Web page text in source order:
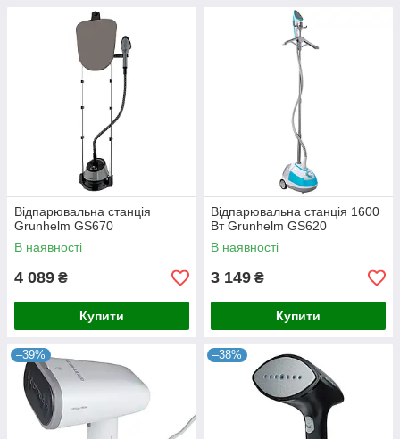
Відпарювальна станція
Grunhelm GS670
В наявності
4 089 ₴
Купити
Відпарювальна станція 1600
Вт Grunhelm GS620
В наявності
3 149 ₴
Купити
–39% –38%